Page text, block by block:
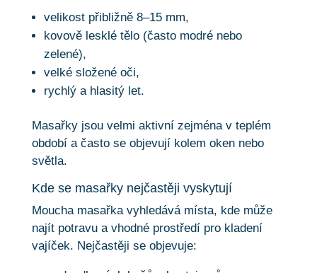
velikost přibližně 8–15 mm,
kovově lesklé tělo (často modré nebo
zelené),
velké složené oči,
rychlý a hlasitý let.
Masařky jsou velmi aktivní zejména v teplém
období a často se objevují kolem oken nebo
světla.
Kde se masařky nejčastěji vyskytují
Moucha masařka vyhledává místa, kde může
najít potravu a vhodné prostředí pro kladení
vajíček. Nejčastěji se objevuje: